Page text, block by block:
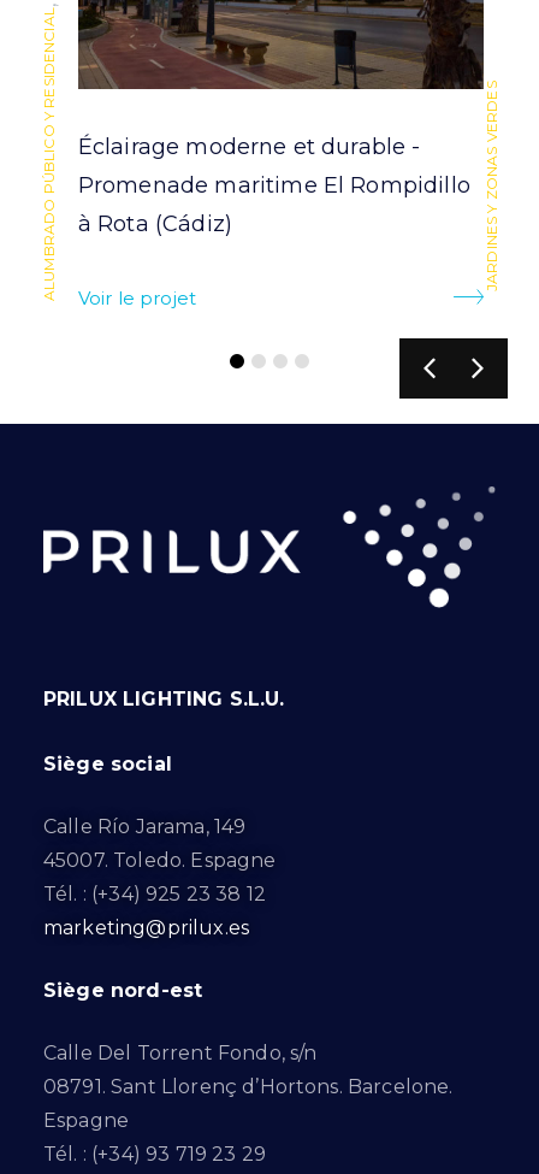
ALUMBRADO PÚBLICO Y RESIDENCIAL
,
Éclairage moderne et durable -
Promenade maritime El Rompidillo
à Rota (Cádiz)
Voir le projet
JARDINES Y ZONAS VERDES
PRILUX LIGHTING S.L.U.
Siège social
Calle Río Jarama, 149
45007. Toledo. Espagne
Tél. : (+34) 925 23 38 12
marketing@prilux.es
Siège nord-est
Calle Del Torrent Fondo, s/n
08791. Sant Llorenç d’Hortons. Barcelone.
Espagne
Tél. : (+34) 93 719 23 29